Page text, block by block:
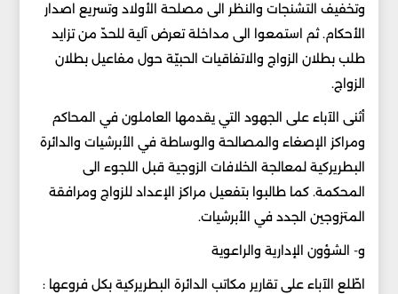
وتخفيف التشنجات والنظر الى مصلحة الأولاد وتسريع اصدار
الأحكام. ثم استمعوا الى مداخلة تعرض آلية للحدّ من تزايد
طلب بطلان الزواج والاتفاقيات الحبيّة حول مفاعيل بطلان
الزواج.
أثنى الآباء على الجهود التي يقدمها العاملون في المحاكم
ومراكز الإصغاء والمصالحة والوساطة في الأبرشيات والدائرة
البطريركية لمعالجة الخلافات الزوجية قبل اللجوء الى
المحكمة. كما طالبوا بتفعيل مراكز الإعداد للزواج ومرافقة
المتزوجين الجدد في الأبرشيات.
و- الشؤون الإدارية والراعوية
اطّلع الآباء على تقارير مكاتب الدائرة البطريركية بكل فروعها :